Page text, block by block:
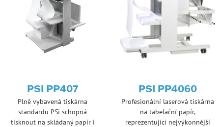
PSI PP407
Plně vybavená tiskárna
standardu PSi schopná
tisknout na skládaný papír i
PSI PP4060
Profesionální laserová tiskárna
na tabelační papír,
reprezentující nejvýkonnější